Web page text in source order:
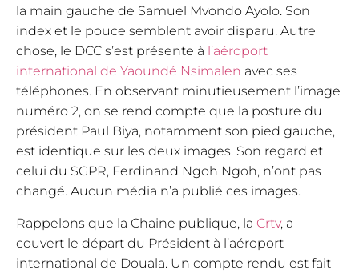
la main gauche de Samuel Mvondo Ayolo. Son
index et le pouce semblent avoir disparu. Autre
chose, le DCC s’est présente à l’aéroport
international de Yaoundé Nsimalen avec ses
téléphones. En observant minutieusement l’image
numéro 2, on se rend compte que la posture du
président Paul Biya, notamment son pied gauche,
est identique sur les deux images. Son regard et
celui du SGPR, Ferdinand Ngoh Ngoh, n’ont pas
changé. Aucun média n’a publié ces images.
Rappelons que la Chaine publique, la Crtv, a
couvert le départ du Président à l’aéroport
international de Douala. Un compte rendu est fait